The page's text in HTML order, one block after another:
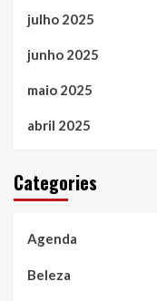
julho 2025
junho 2025
maio 2025
abril 2025
Categories
Agenda
Beleza